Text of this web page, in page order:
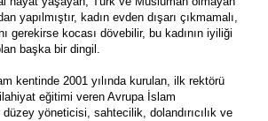
yapılmıştır, kadın evden dışarı çıkmamalı,
gerekirse kocası dövebilir, bu kadının iyiliği
başka bir dingil.
kentinde 2001 yılında kurulan, ilk rektörü
eğitimi veren Avrupa İslam
yöneticisi, sahtecilik, dolandırıcılık ve